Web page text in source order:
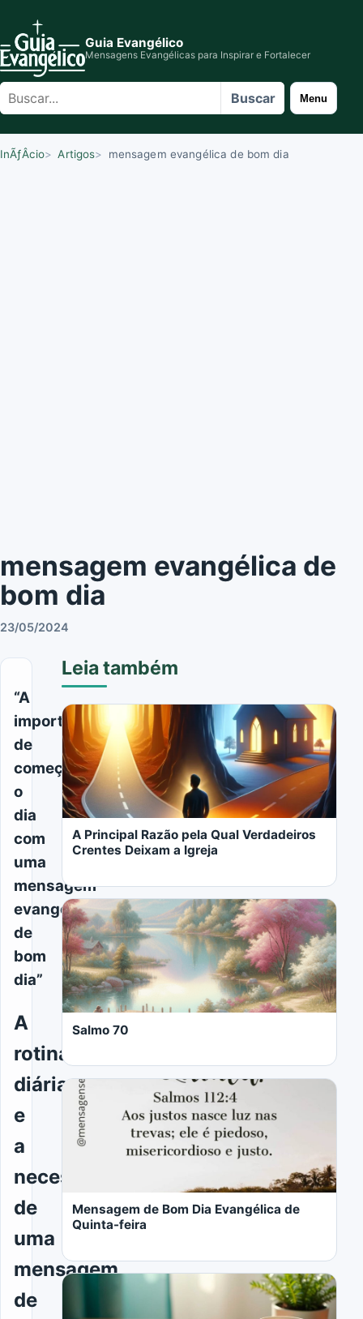
Guia Evangélico
Mensagens Evangélicas para Inspirar e Fortalecer
Buscar
no
site
Buscar Menu
InÃƒÂ­cio Artigos mensagem evangélica de bom dia
mensagem evangélica de
bom dia
23/05/2024
“A
importância
de
começar
o
dia
com
uma
mensagem
evangélica
de
bom
dia”
A
rotina
diária
e
a
necessidade
de
uma
mensagem
de
Leia também
A Principal Razão pela Qual Verdadeiros
Crentes Deixam a Igreja
LER MAIS
Salmo 70
Mensagem de Bom Dia Evangélica de
Quinta-feira